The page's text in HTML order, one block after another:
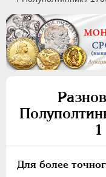
Для более
ПEТР I 1699 - 1725
Полуполтинник